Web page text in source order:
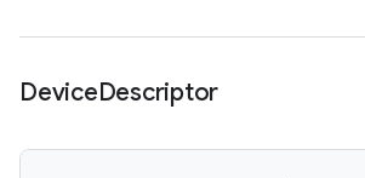
DeviceDescriptor